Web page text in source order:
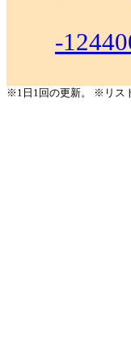
-
※1日1回の更新。 ※リス